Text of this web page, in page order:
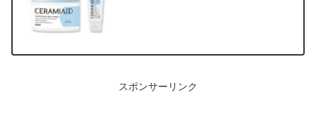
スポンサーリンク